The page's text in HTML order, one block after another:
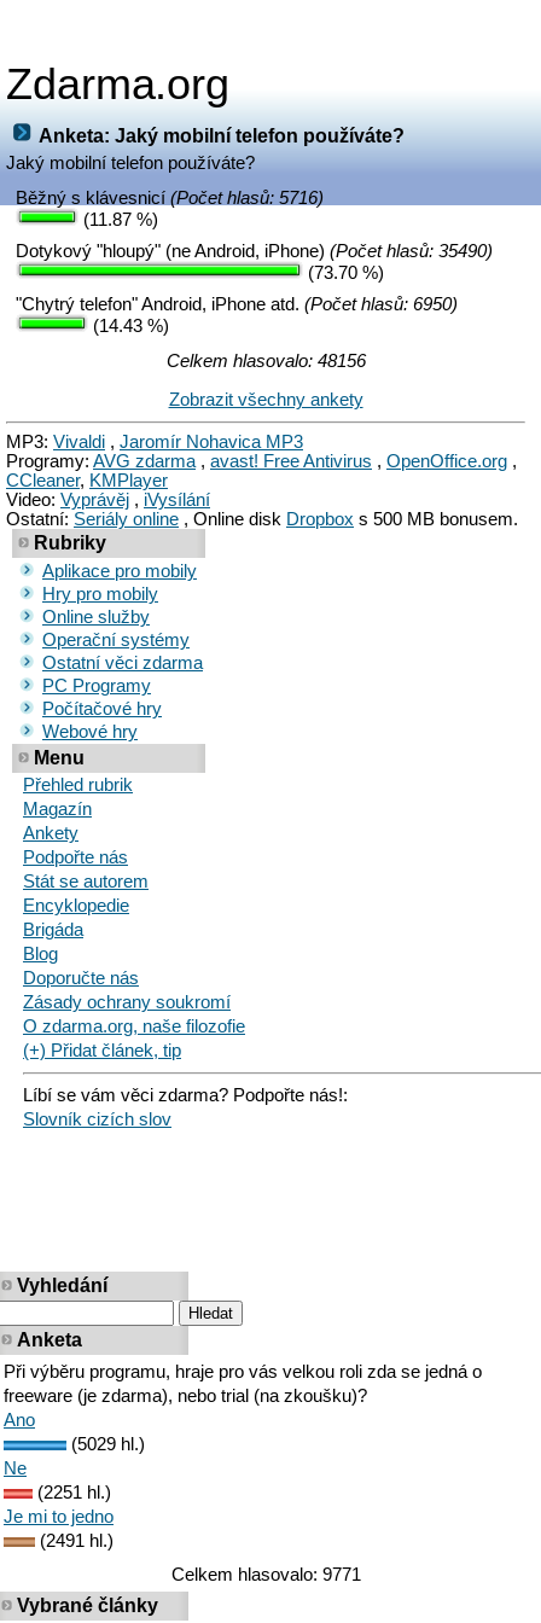
Zdarma.org
Anketa: Jaký mobilní telefon používáte?
Jaký mobilní telefon používáte?
Běžný s klávesnicí(Počet hlasů: 5716)
(11.87 %)
Dotykový "hloupý" (ne Android, iPhone)(Počet hlasů: 35490)
(73.70 %)
"Chytrý telefon" Android, iPhone atd.(Počet hlasů: 6950)
(14.43 %)
Celkem hlasovalo: 48156
Zobrazit všechny ankety
MP3: Vivaldi , Jaromír Nohavica MP3
Programy: AVG zdarma, avast! Free Antivirus , OpenOffice.org ,
CCleaner, KMPlayer
Video: Vyprávěj , iVysílání
Ostatní: Seriály online , Online disk Dropbox s 500 MB bonusem.
Rubriky
Aplikace pro mobily
Hry pro mobily
Online služby
Operační systémy
Ostatní věci zdarma
PC Programy
Počítačové hry
Webové hry
Menu
Přehled rubrik
Magazín
Ankety
Podpořte nás
Stát se autorem
Encyklopedie
Brigáda
Blog
Doporučte nás
Zásady ochrany soukromí
O zdarma.org, naše filozofie
(+) Přidat článek, tip
Líbí se vám věci zdarma? Podpořte nás!:
Slovník cizích slov
Vyhledání
Anketa
Při výběru programu, hraje pro vás velkou roli zda se jedná o
freeware (je zdarma), nebo trial (na zkoušku)?
Ano
(5029 hl.)
Ne
(2251 hl.)
Je mi to jedno
(2491 hl.)
Celkem hlasovalo: 9771
Vybrané články